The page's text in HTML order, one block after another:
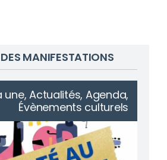
MANIFESTATIONS
une, Actualités, Agenda,
Évènements culturels